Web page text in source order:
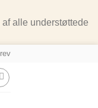
alle understøttede